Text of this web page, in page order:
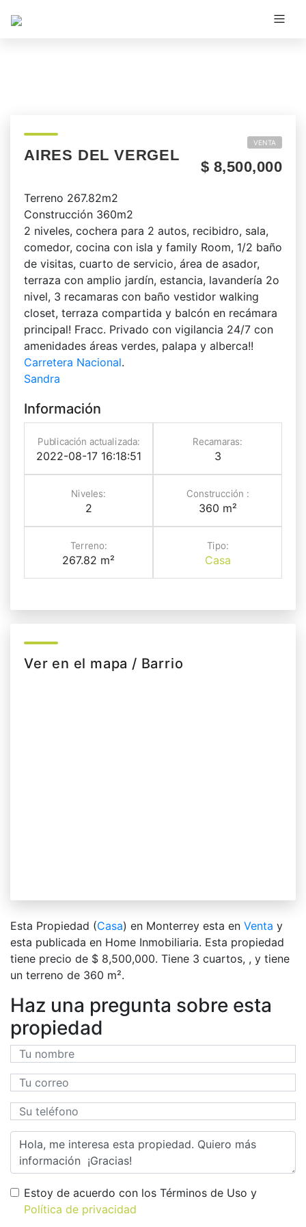
AIRES DEL VERGEL
VENTA
$ 8,500,000
Terreno 267.82m2
Construcción 360m2
2 niveles, cochera para 2 autos, recibidro, sala,
comedor, cocina con isla y family Room, 1/2 baño
de visitas, cuarto de servicio, área de asador,
terraza con amplio jardín, estancia, lavandería 2o
nivel, 3 recamaras con baño vestidor walking
closet, terraza compartida y balcón en recámara
principal! Fracc. Privado con vigilancia 24/7 con
amenidades áreas verdes, palapa y alberca!!
Carretera Nacional.
Sandra
Información
Publicación actualizada:
2022-08-17 16:18:51
Recamaras:
3
Niveles:
2
Construcción :
360 m²
Terreno:
267.82 m²
Tipo:
Casa
Ver en el mapa / Barrio
Esta Propiedad (Casa) en Monterrey esta en Venta y
esta publicada en Home Inmobiliaria. Esta propiedad
tiene precio de $ 8,500,000. Tiene 3 сuartos, , y tiene
un terreno de 360 m².
Haz una pregunta sobre esta
propiedad
Estoy de acuerdo con los Términos de Uso y
Política de privacidad